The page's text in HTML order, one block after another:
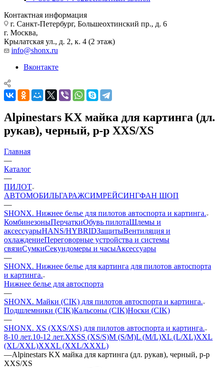
Контактная информация
г. Санкт-Петербург, Большеохтинский пр., д. 6
г. Москва,
Крылатская ул., д. 2, к. 4 (2 этаж)
info@shonx.ru
Вконтакте
Alpinestars KX майка для картинга (дл.
рукав), черный, р-р XXS/XS
Главная
—
Каталог
—
ПИЛОТ
АВТОМОБИЛЬГАРАЖСИМРЕЙСИНГФАН ШОП
—
SHONX. Нижнее белье для пилотов автоспорта и картинга.
КомбинезоныПерчаткиОбувь пилотаШлемы и
аксессуарыHANS/HYBRIDЗащитыВентиляция и
охлаждениеПереговорные устройства и системы
связиСумкиСекундомеры и часыАксессуары
—
SHONX. Нижнее белье для картинга для пилотов автоспорта
и картинга.
Нижнее белье для автоспорта
—
SHONX. Майки (CIK) для пилотов автоспорта и картинга.
Подшлемники (CIK)Кальсоны (CIK)Носки (CIK)
—
SHONX. XS (XXS/XS) для пилотов автоспорта и картинга.
8-10 лет.10-12 лет.XXSS (XS/S)M (S/M)L (M/L)XL (L/XL)XXL
(XL/XXL)XXXL (XXL/XXXL)
—Alpinestars KX майка для картинга (дл. рукав), черный, р-р
XXS/XS